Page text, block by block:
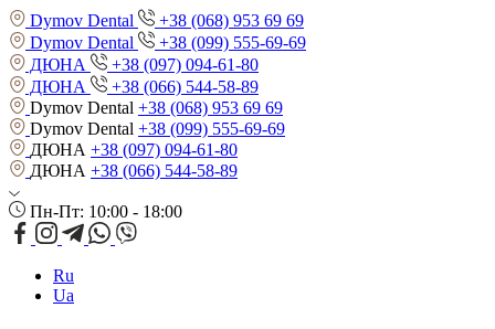
Dymov Dental
+38 (068) 953 69 69
Dymov Dental
+38 (099) 555-69-69
ДЮНА
+38 (097) 094-61-80
ДЮНА
+38 (066) 544-58-89
Dymov Dental +38 (068) 953 69 69
Dymov Dental +38 (099) 555-69-69
ДЮНА +38 (097) 094-61-80
ДЮНА +38 (066) 544-58-89
Пн-Пт: 10:00 - 18:00
Ru
Ua